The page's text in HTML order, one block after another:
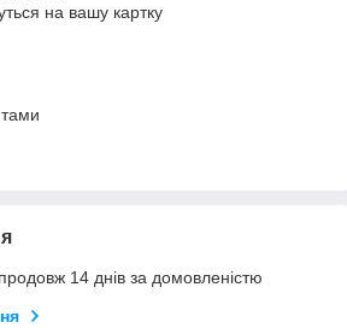
на вашу картку
14 днів за домовленістю